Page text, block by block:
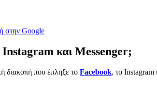
στην Google
Instagram και Messenger;
διακοπή που έπληξε το Facebook, το Instagram